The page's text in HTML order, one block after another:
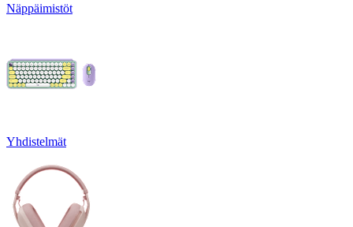
Näppäimistöt
Yhdistelmät